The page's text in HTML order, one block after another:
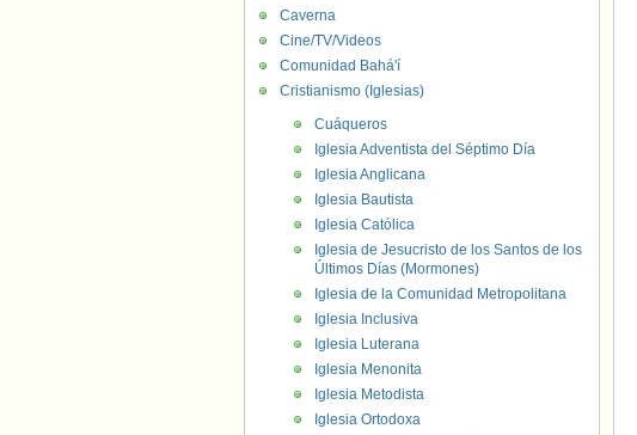
Caverna
Cine/TV/Videos
Comunidad Bahá'í
Cristianismo (Iglesias)
Cuáqueros
Iglesia Adventista del Séptimo Día
Iglesia Anglicana
Iglesia Bautista
Iglesia Católica
Iglesia de Jesucristo de los Santos de los
Últimos Días (Mormones)
Iglesia de la Comunidad Metropolitana
Iglesia Inclusiva
Iglesia Luterana
Iglesia Menonita
Iglesia Metodista
Iglesia Ortodoxa